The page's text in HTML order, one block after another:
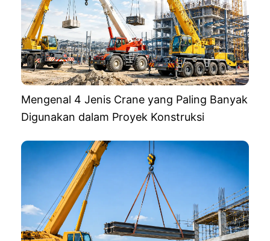
Mengenal 4 Jenis Crane yang Paling Banyak
Digunakan dalam Proyek Konstruksi